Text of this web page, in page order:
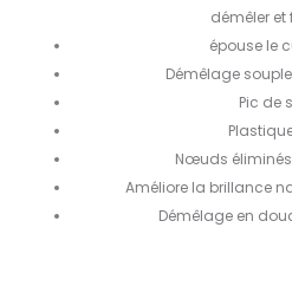
démêler et
épouse le
Démêlage
Pic de
Nœuds
Améliore la brillance
Démêlage en